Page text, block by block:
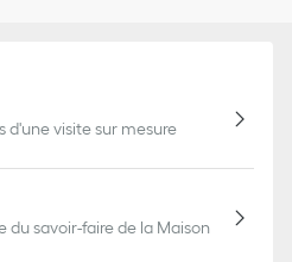
d'une visite sur mesure
du savoir-faire de la Maison